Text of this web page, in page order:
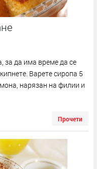
за да има време да се
Варете сиропа 5
нарязан на филии и
Прочети